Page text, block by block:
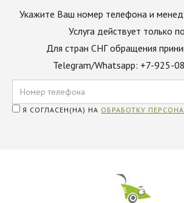
Укажите Ваш номер телефона и
Услуга действует только
Для стран СНГ обращения
Telegram/Whatsapp: +7-925-
Я СОГЛАСЕН(НА) НА ОБРАБОТКУ